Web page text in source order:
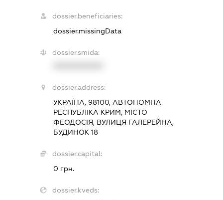
dossier.beneficiaries:
dossier.missingData
dossier.smida:
dossier.address:
УКРАЇНА, 98100, АВТОНОМНА
РЕСПУБЛІКА КРИМ, МІСТО
ФЕОДОСІЯ, ВУЛИЦЯ ГАЛЕРЕЙНА,
БУДИНОК 18
dossier.capital:
0 грн.
dossier.kveds: